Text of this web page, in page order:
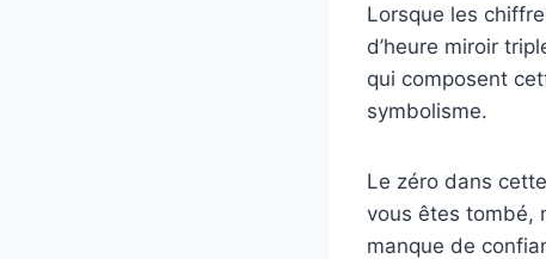
Lorsque les
d’heure miroir
qui composent
symbolisme.
Le zéro dans
vous êtes tombé,
manque de